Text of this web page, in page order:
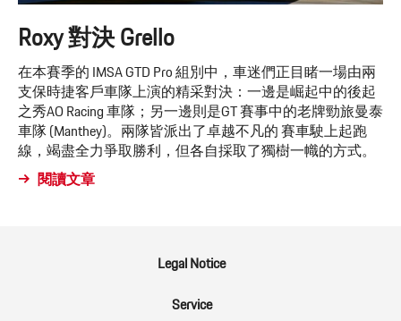
Roxy 對決 Grello
在本賽季的 IMSA GTD Pro 組別中，車迷們正目睹一場由兩
支保時捷客戶車隊上演的精采對決：一邊是崛起中的後起
之秀AO Racing 車隊；另一邊則是GT 賽事中的老牌勁旅曼泰
車隊 (Manthey)。兩隊皆派出了卓越不凡的 賽車駛上起跑
線，竭盡全力爭取勝利，但各自採取了獨樹一幟的方式。
閱讀文章
Legal Notice
Service